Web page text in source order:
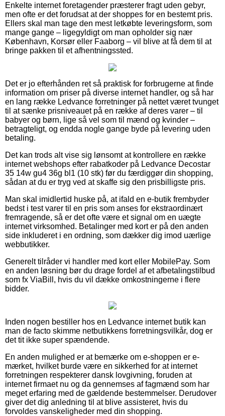
Enkelte internet foretagender præsterer fragt uden gebyr,
men ofte er det forudsat at der shoppes for en bestemt pris.
Ellers skal man tage den mest letkøbte leveringsform, som
mange gange – ligegyldigt om man opholder sig nær
København, Korsør eller Faaborg – vil blive at få dem til at
bringe pakken til et afhentningssted.
Det er jo efterhånden ret så praktisk for forbrugerne at finde
information om priser på diverse internet handler, og så har
en lang række Ledvance forretninger på nettet været tvunget
til at sænke prisniveauet på en række af deres varer – til
babyer og børn, lige så vel som til mænd og kvinder –
betragteligt, og endda nogle gange byde på levering uden
betaling.
Det kan trods alt vise sig lønsomt at kontrollere en række
internet webshops efter rabatkoder på Ledvance Decostar
35 14w gu4 36g bl1 (10 stk) før du færdiggør din shopping,
sådan at du er tryg ved at skaffe sig den prisbilligste pris.
Man skal imidlertid huske på, at ifald en e-butik frembyder
bedst i test varer til en pris som anses for ekstraordinært
fremragende, så er det ofte være et signal om en uægte
internet virksomhed. Betalinger med kort er på den anden
side inkluderet i en ordning, som dækker dig imod uærlige
webbutikker.
Generelt tilråder vi handler med kort eller MobilePay. Som
en anden løsning bør du drage fordel af et afbetalingstilbud
som fx ViaBill, hvis du vil dække omkostningerne i flere
bidder.
Inden nogen bestiller hos en Ledvance internet butik kan
man de facto skimme netbutikkens forretningsvilkår, dog er
det tit ikke super spændende.
En anden mulighed er at bemærke om e-shoppen er e-
mærket, hvilket burde være en sikkerhed for at internet
forretningen respekterer dansk lovgivning, foruden at
internet firmaet nu og da gennemses af fagmænd som har
meget erfaring med de gældende bestemmelser. Derudover
giver det dig anledning til at blive assisteret, hvis du
forvoldes vanskeligheder med din shopping.